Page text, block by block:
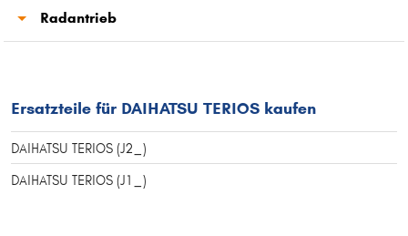
Kupplung
Radantrieb
Ersatzteile für DAIHATSU TERIOS kaufen
DAIHATSU TERIOS (J2_)
DAIHATSU TERIOS (J1_)